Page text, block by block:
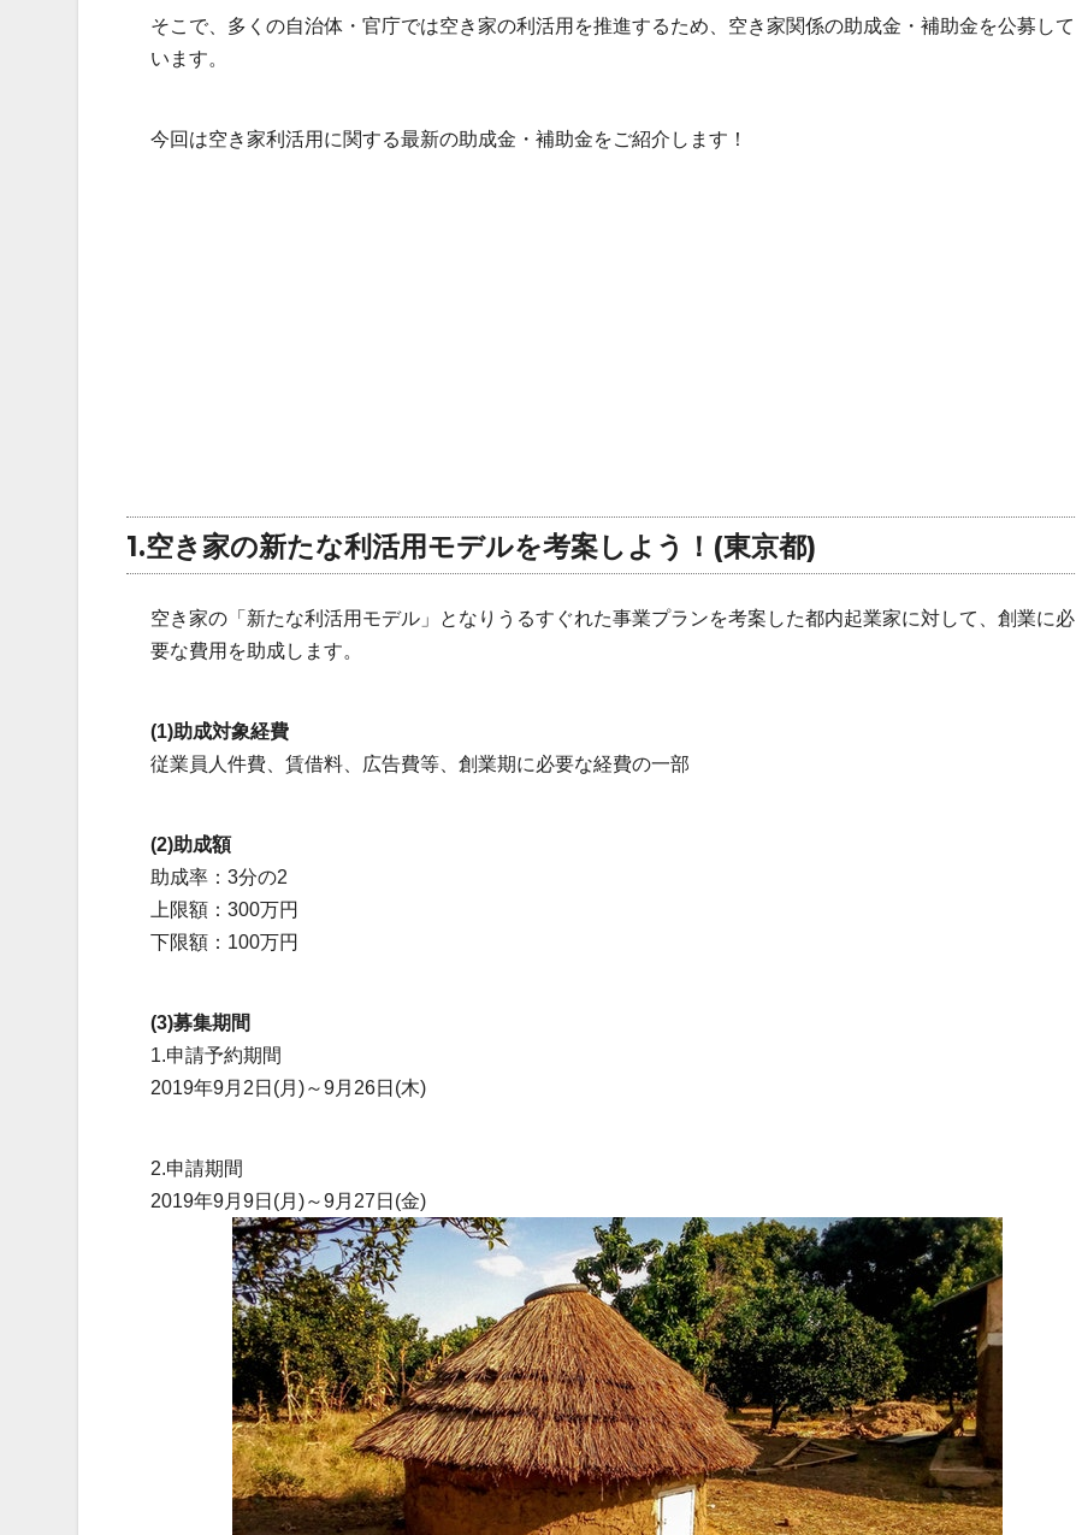
そこで、多くの自治体・官庁では空き家の利活用を推進するため、空き家関係の助成金・補助金を公募して
います。
今回は空き家利活用に関する最新の助成金・補助金をご紹介します！
1.空き家の新たな利活用モデルを考案しよう！(東京都)
空き家の「新たな利活用モデル」となりうるすぐれた事業プランを考案した都内起業家に対して、創業に必
要な費用を助成します。
(1)助成対象経費
従業員人件費、賃借料、広告費等、創業期に必要な経費の一部
(2)助成額
助成率：3分の2
上限額：300万円
下限額：100万円
(3)募集期間
1.申請予約期間
2019年9月2日(月)～9月26日(木)
2.申請期間
2019年9月9日(月)～9月27日(金)